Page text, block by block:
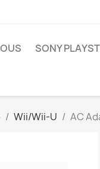
SONY
Wii/Wii-U AC